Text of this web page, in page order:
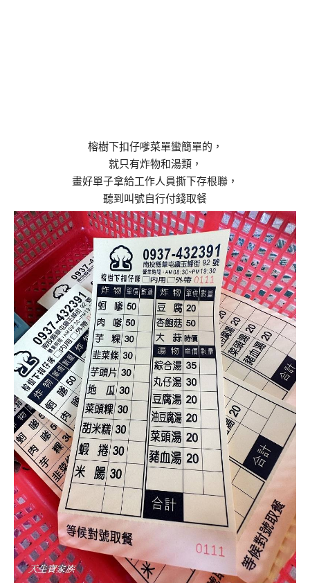
榕樹下扣仔嗲菜單蠻簡單的，
就只有炸物和湯類，
畫好單子拿給工作人員撕下存根聯，
聽到叫號自行付錢取餐